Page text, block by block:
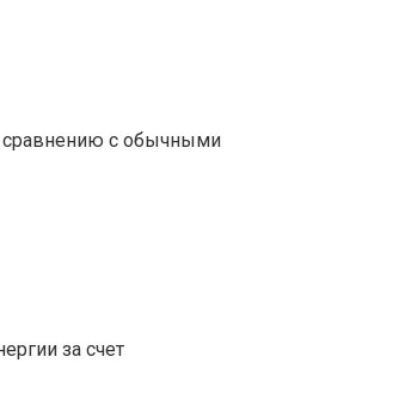
сравнению с обычными
за счет